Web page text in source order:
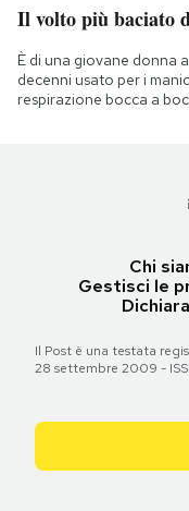
Il volto più baciato
È di una giovane donna
decenni usato per i
respirazione bocca a
Chi
Gestisci le
Il Post è una testata
28 settembre 2009 -